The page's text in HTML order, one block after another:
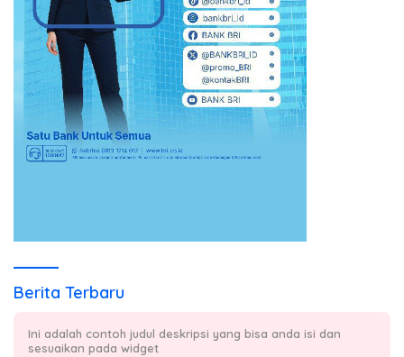
Berita Terbaru
Ini adalah contoh judul deskripsi yang bisa anda isi dan
sesuaikan pada widget